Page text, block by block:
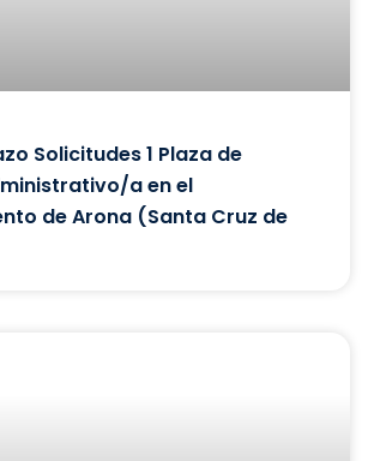
Solicitudes 1 Plaza de
a en el
de Arona (Santa Cruz de